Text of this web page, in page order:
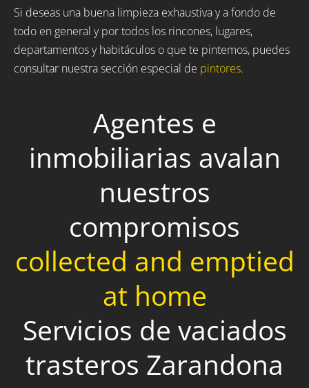
Si deseas una buena limpieza exhaustiva y a fondo de
todo en general y por todos los rincones, lugares,
departamentos y habitáculos o que te pintemos, puedes
consultar nuestra sección especial de pintores.
Agentes e
inmobiliarias avalan
nuestros
compromisos
collected and emptied
at home
Servicios de vaciados
trasteros Zarandona